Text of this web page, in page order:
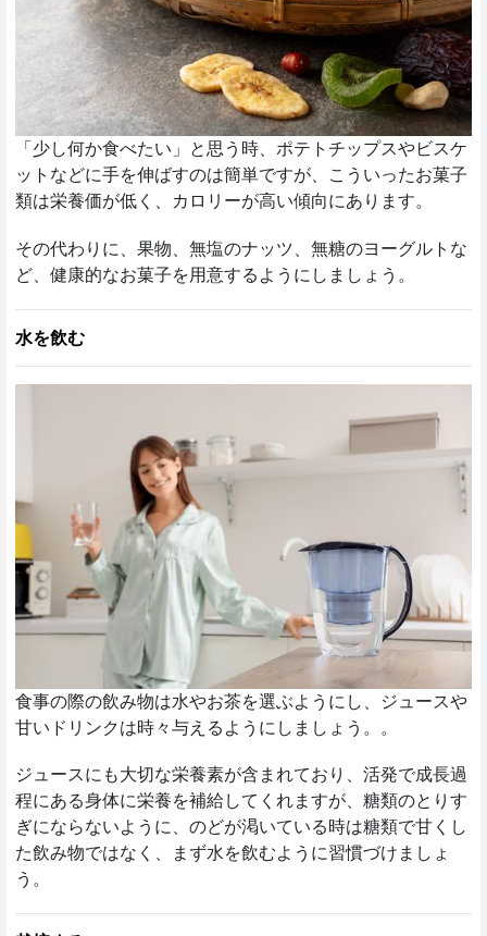
「少し何か食べたい」と思う時、ポテトチップスやビスケ
ットなどに手を伸ばすのは簡単ですが、こういったお菓子
類は栄養価が低く、カロリーが高い傾向にあります。
その代わりに、果物、無塩のナッツ、無糖のヨーグルトな
ど、健康的なお菓子を用意するようにしましょう。
水を飲む
食事の際の飲み物は水やお茶を選ぶようにし、ジュースや
甘いドリンクは時々与えるようにしましょう。。
ジュースにも大切な栄養素が含まれており、活発で成長過
程にある身体に栄養を補給してくれますが、糖類のとりす
ぎにならないように、のどが渇いている時は糖類で甘くし
た飲み物ではなく、まず水を飲むように習慣づけましょ
う。